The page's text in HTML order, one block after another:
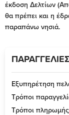
ΠΑΡΑΓΓΕΛΙΕΣ
Εξυπηρέτηση
Τρόποι
Τρόποι πληρωμής
έκδοση Δελτίων
θα πρέπει και η
παραπάνω νησιά.